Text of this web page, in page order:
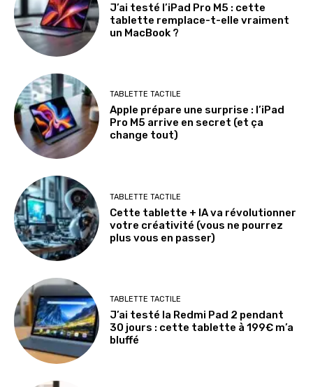
J’ai testé l’iPad Pro M5 : cette
tablette remplace-t-elle vraiment
un MacBook ?
TABLETTE TACTILE
Apple prépare une surprise : l’iPad
Pro M5 arrive en secret (et ça
change tout)
TABLETTE TACTILE
Cette tablette + IA va révolutionner
votre créativité (vous ne pourrez
plus vous en passer)
TABLETTE TACTILE
J’ai testé la Redmi Pad 2 pendant
30 jours : cette tablette à 199€ m’a
bluffé